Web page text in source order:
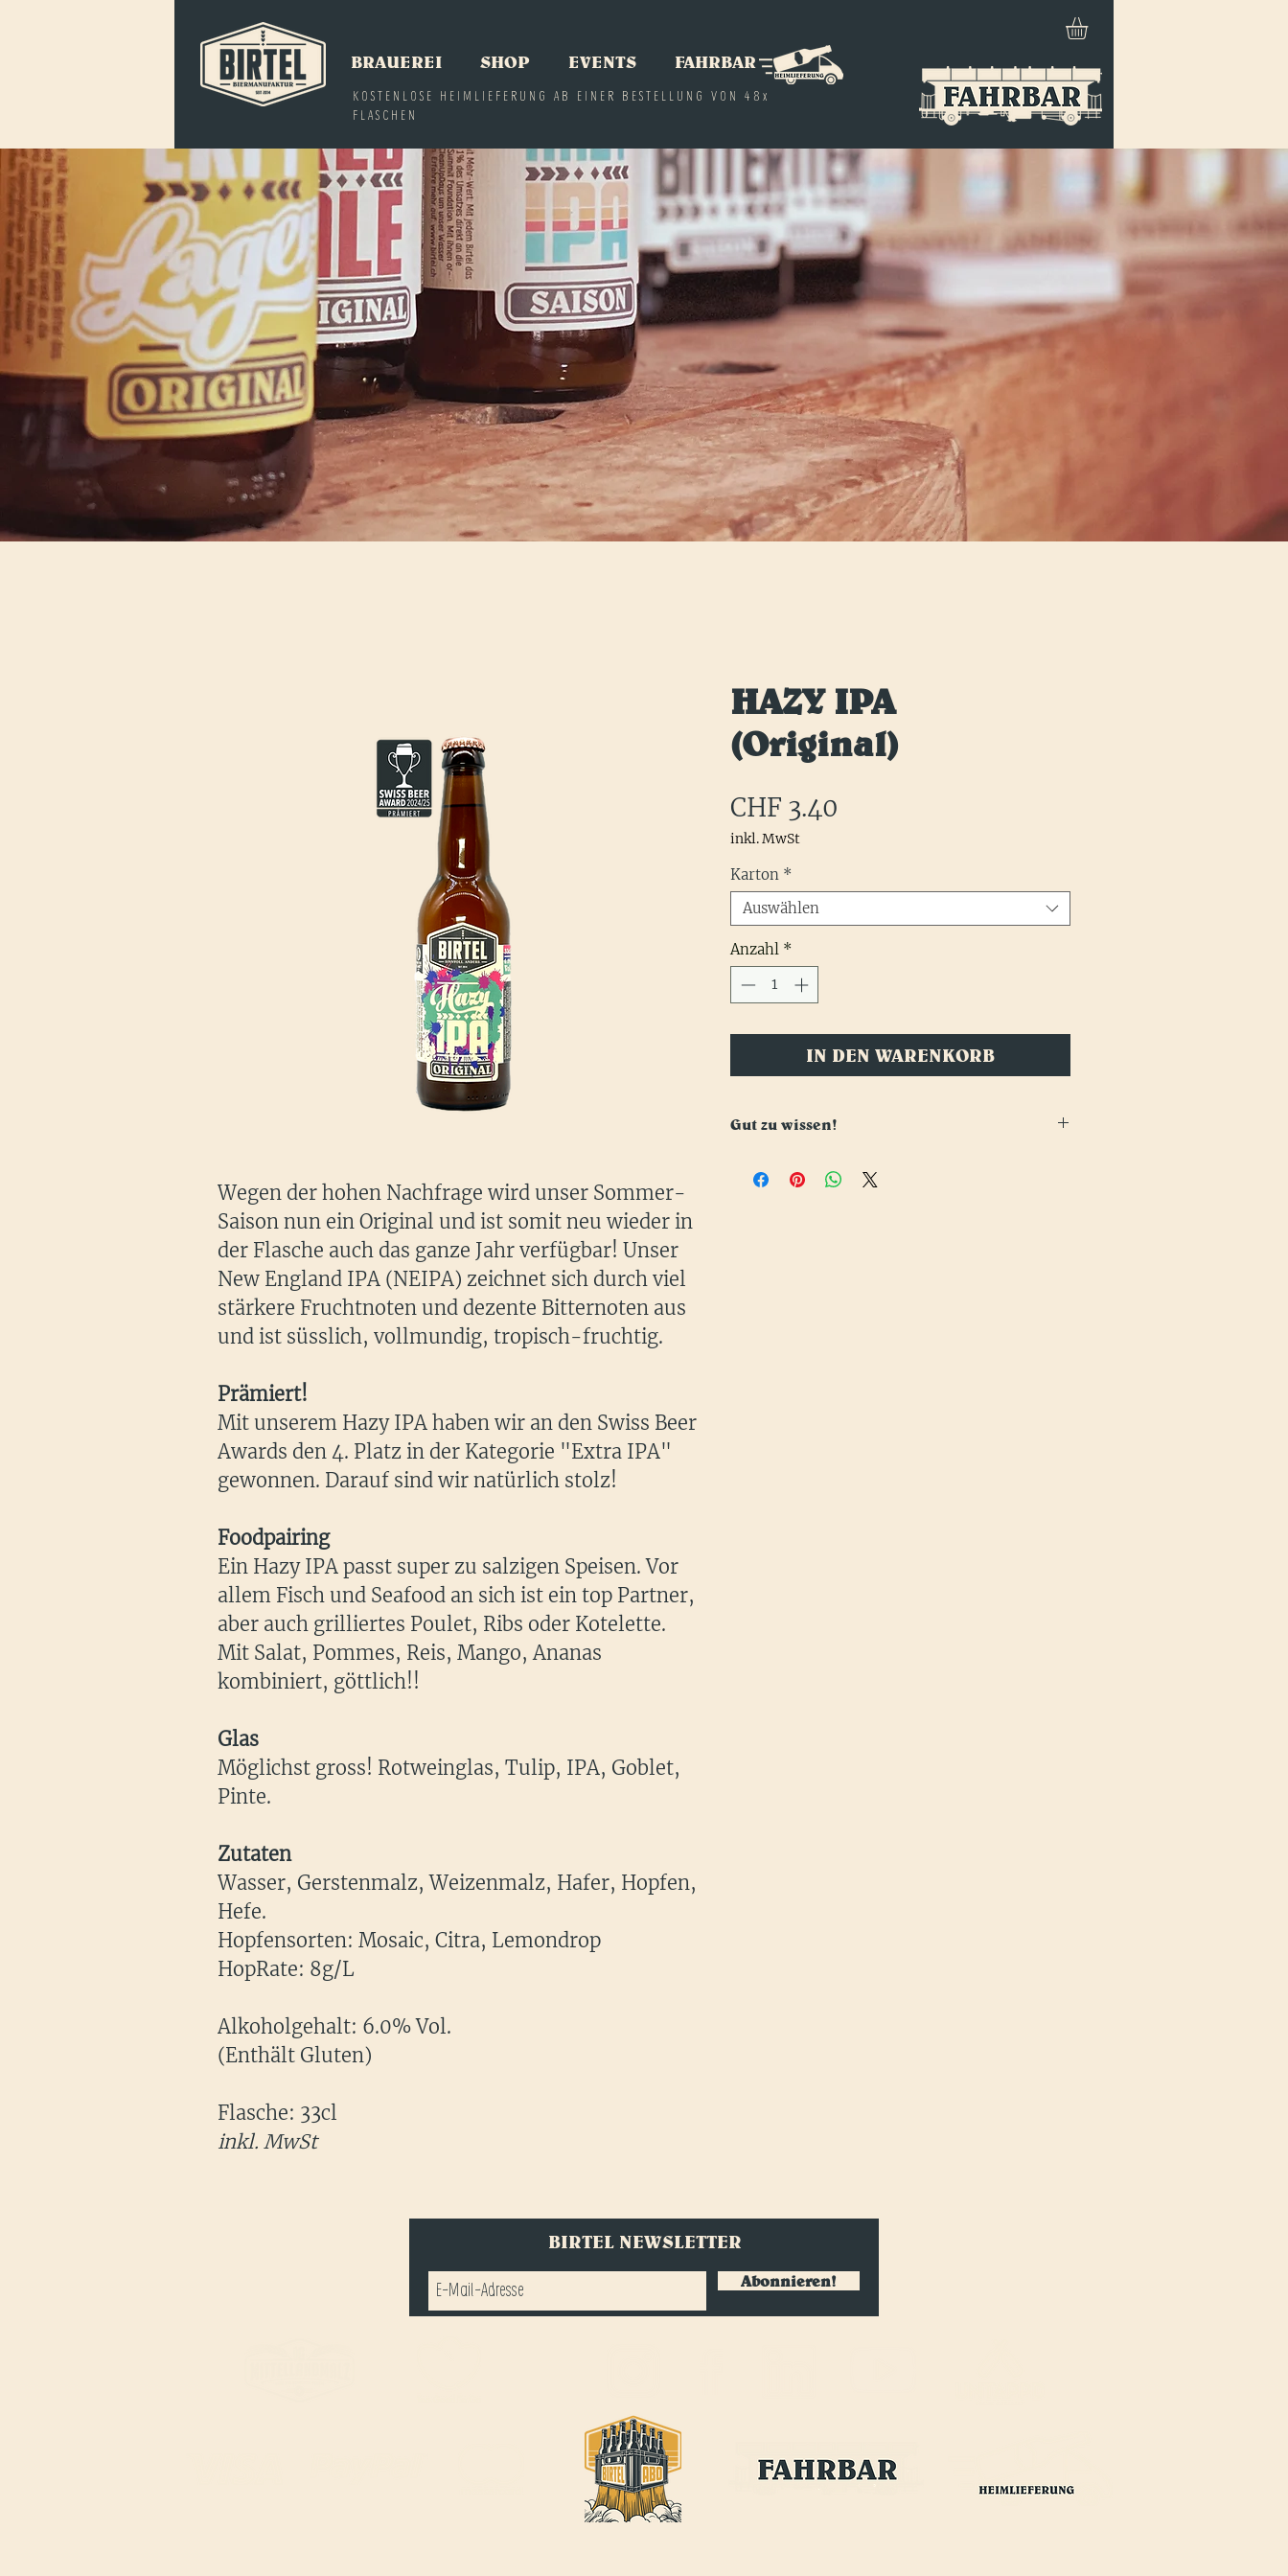
BRAUEREI SHOP EVENTS FAHRBAR
KOSTENLOSE HEIMLIEFERUNG AB EINER BESTELLUNG VON 48x
FLASCHEN
Wegen der hohen Nachfrage wird unser Sommer-
Saison nun ein Original und ist somit neu wieder in
der Flasche auch das ganze Jahr verfügbar! Unser
New England IPA (NEIPA) zeichnet sich durch viel
stärkere Fruchtnoten und dezente Bitternoten aus
und ist süsslich, vollmundig, tropisch-fruchtig.
Prämiert!
Mit unserem Hazy IPA haben wir an den Swiss Beer
Awards den 4. Platz in der Kategorie "Extra IPA"
gewonnen. Darauf sind wir natürlich stolz!
Foodpairing
Ein Hazy IPA passt super zu salzigen Speisen. Vor
allem Fisch und Seafood an sich ist ein top Partner,
aber auch grilliertes Poulet, Ribs oder Kotelette.
Mit Salat, Pommes, Reis, Mango, Ananas
kombiniert, göttlich!!
Glas
Möglichst gross! Rotweinglas, Tulip, IPA, Goblet,
Pinte.
Zutaten
Wasser, Gerstenmalz, Weizenmalz, Hafer, Hopfen,
Hefe.
Hopfensorten: Mosaic, Citra, Lemondrop
HopRate: 8g/L
Alkoholgehalt: 6.0% Vol.
(Enthält Gluten)
Flasche: 33cl
inkl. MwSt
HAZY IPA
(Original)
CHF 3.40
inkl. MwSt
Karton *
Auswählen
Anzahl *
IN DEN WARENKORB
Gut zu wissen!
beantworten. Nur so viel: Die Schweizer waren’s nicht! Viel mehr kommt
BIRTEL NEWSLETTER
Abonnieren!